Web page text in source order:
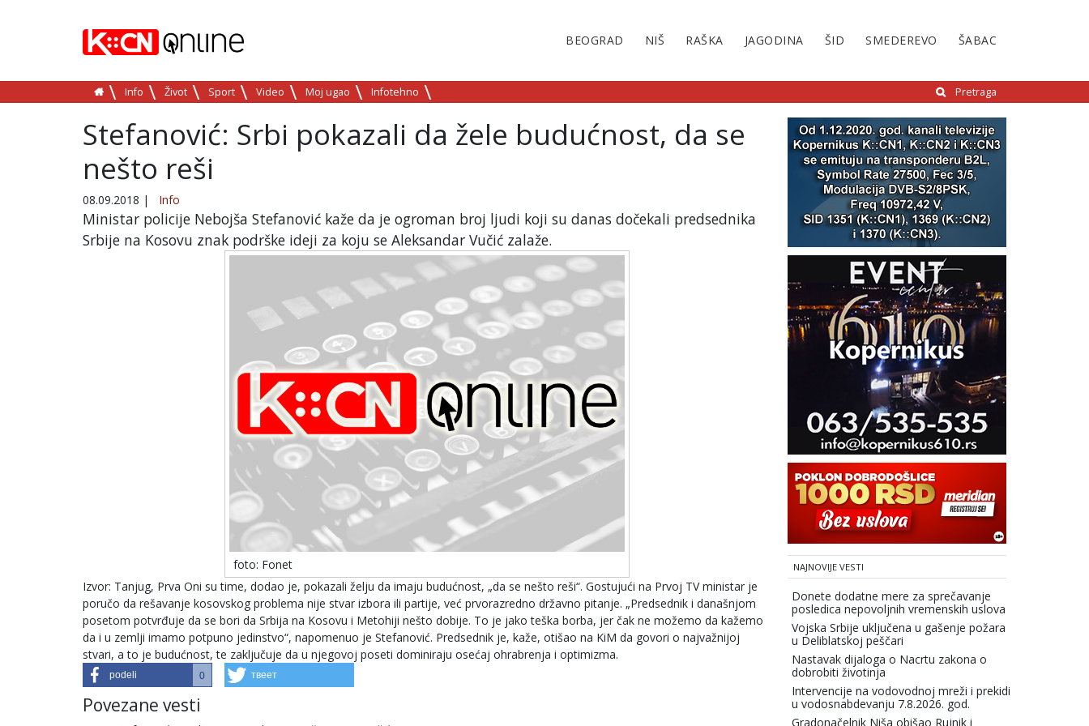
BEOGRAD NIŠ RAŠKA JAGODINA ŠID SMEDEREVO ŠABAC
Info Život Sport Video Moj ugao Infotehno Pretraga
Stefanović: Srbi pokazali da žele budućnost, da se
nešto reši
08.09.2018 | Info
Ministar policije Nebojša Stefanović kaže da je ogroman broj ljudi koji su danas dočekali predsednika
Srbije na Kosovu znak podrške ideji za koju se Aleksandar Vučić zalaže.
foto: Fonet
Izvor: Tanjug, Prva Oni su time, dodao je, pokazali želju da imaju budućnost, „da se nešto reši“. Gostujući na Prvoj TV ministar je
poručo da rešavanje kosovskog problema nije stvar izbora ili partije, već prvorazredno državno pitanje. „Predsednik i današnjom
posetom potvrđuje da se bori da Srbija na Kosovu i Metohiji nešto dobije. To je jako teška borba, jer čak ne možemo da kažemo
da i u zemlji imamo potpuno jedinstvo“, napomenuo je Stefanović. Predsednik je, kaže, otišao na KiM da govori o najvažnijoj
stvari, a to je budućnost, te zaključuje da u njegovoj poseti dominiraju osećaj ohrabrenja i optimizma.
podeli 0 твеет
Povezane vesti
NAJNOVIJE VESTI
Donete dodatne mere za sprečavanje
posledica nepovoljnih vremenskih uslova
Vojska Srbije uključena u gašenje požara
u Deliblatskoj peščari
Nastavak dijaloga o Nacrtu zakona o
dobrobiti životinja
Intervencije na vodovodnoj mreži i prekidi
u vodosnabdevanju 7.8.2026. god.
Gradonačelnik Niša obišao Rujnik i